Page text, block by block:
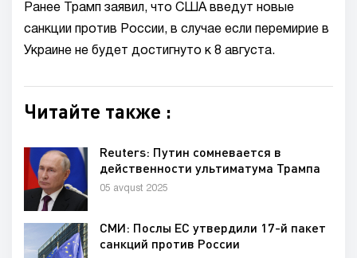
Ранее Трамп заявил, что США введут новые
санкции против России, в случае если перемирие в
Украине не будет достигнуто к 8 августа.
Читайте также :
Reuters: Путин сомневается в
действенности ультиматума Трампа
05 avqust 2025
СМИ: Послы ЕС утвердили 17-й пакет
санкций против России